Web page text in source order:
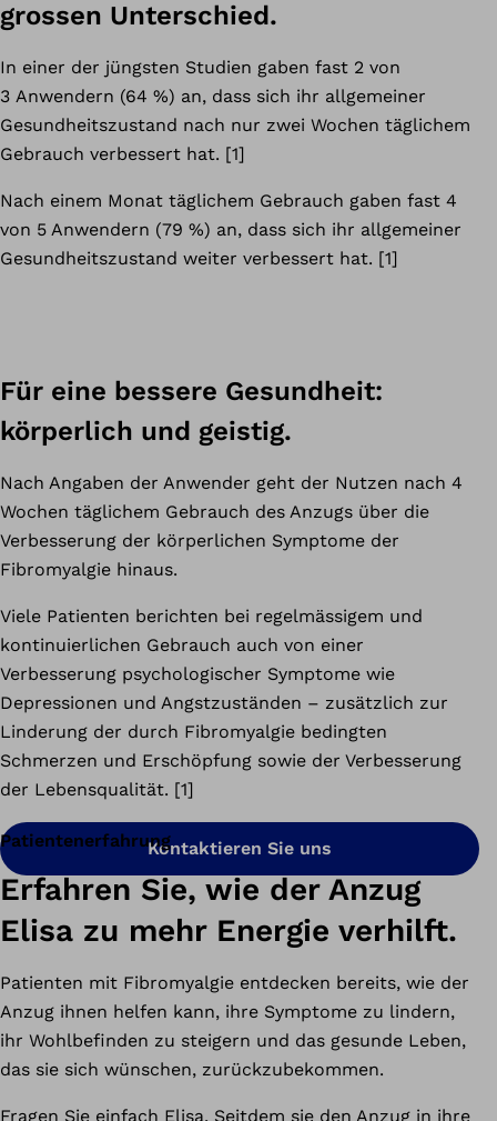
grossen Unterschied.
In einer der jüngsten Studien gaben fast 2 von
3 Anwendern (64 %) an, dass sich ihr allgemeiner
Gesundheitszustand nach nur zwei Wochen täglichem
Gebrauch verbessert hat. [1]
Nach einem Monat täglichem Gebrauch gaben fast 4
von 5 Anwendern (79 %) an, dass sich ihr allgemeiner
Gesundheitszustand weiter verbessert hat. [1]
Für eine bessere Gesundheit:
körperlich und geistig.
Nach Angaben der Anwender geht der Nutzen nach 4
Wochen täglichem Gebrauch des Anzugs über die
Verbesserung der körperlichen Symptome der
Fibromyalgie hinaus.
Viele Patienten berichten bei regelmässigem und
kontinuierlichen Gebrauch auch von einer
Verbesserung psychologischer Symptome wie
Depressionen und Angstzuständen – zusätzlich zur
Linderung der durch Fibromyalgie bedingten
Schmerzen und Erschöpfung sowie der Verbesserung
der Lebensqualität. [1]
Kontaktieren Sie uns
Patientenerfahrung
Erfahren Sie, wie der Anzug
Elisa zu mehr Energie verhilft.
Patienten mit Fibromyalgie entdecken bereits, wie der
Anzug ihnen helfen kann, ihre Symptome zu lindern,
ihr Wohlbefinden zu steigern und das gesunde Leben,
das sie sich wünschen, zurückzubekommen.
Fragen Sie einfach Elisa. Seitdem sie den Anzug in ihre